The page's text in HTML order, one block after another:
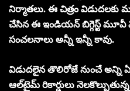
నిర్మాతలు. ఈ చిత్రం విడుదలకు
చేసిన ఈ ఇండియన్‌ బిగ్గెస్ట్‌ మూవీ
సంచలనాలు అన్నీ ఇన్నీ కావు.
విడుదలైన తొలిరోజే నుంచే అన్ని
ఆల్‌టైమ్‌ రికార్డులు